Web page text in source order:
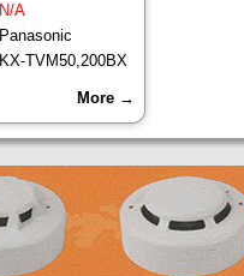
N/A
Panasonic
KX-TVM50,200BX
More →